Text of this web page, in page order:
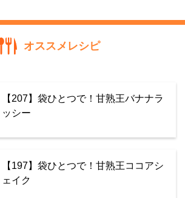
オススメレシピ
【207】袋ひとつで！甘熟王バナナラ
ッシー
【197】袋ひとつで！甘熟王ココアシ
ェイク